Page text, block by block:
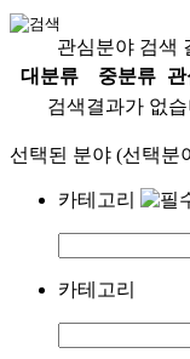
관심분야 검색
대분류
중분류
검색결과가 없
선택된 분야 (선택분
카테고리
카테고리